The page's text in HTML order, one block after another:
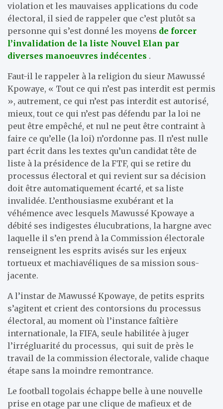
violation et les mauvaises applications du code
électoral, il sied de rappeler que c’est plutôt sa
personne qui s’est donné les moyens de forcer
l’invalidation de la liste Nouvel Elan par
diverses manoeuvres indécentes .
Faut-il le rappeler à la religion du sieur Mawussé
Kpowaye, « Tout ce qui n’est pas interdit est permis
», autrement, ce qui n’est pas interdit est autorisé,
mieux, tout ce qui n’est pas défendu par la loi ne
peut être empêché, et nul ne peut être contraint à
faire ce qu’elle (la loi) n’ordonne pas. Il n’est nulle
part écrit dans les textes qu’un candidat tête de
liste à la présidence de la FTF, qui se retire du
processus électoral et qui revient sur sa décision
doit être automatiquement écarté, et sa liste
invalidée. L’enthousiasme exubérant et la
véhémence avec lesquels Mawussé Kpowaye a
débité ses indigestes élucubrations, la hargne avec
laquelle il s’en prend à la Commission électorale
renseignent les esprits avisés sur les enjeux
tortueux et machiavéliques de sa mission sous-
jacente.
A l’instar de Mawussé Kpowaye, de petits esprits
s’agitent et crient des contorsions du processus
électoral, au moment où l’instance faîtière
internationale, la FIFA, seule habilitée à juger
l’irrégluarité du processus, qui suit de près le
travail de la commission électorale, valide chaque
étape sans la moindre remontrance.
Le football togolais échappe belle à une nouvelle
prise en otage par une clique de mafieux et de